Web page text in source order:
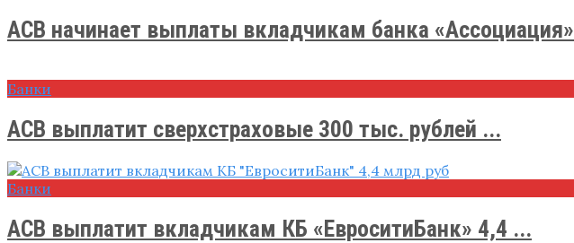
АСВ начинает выплаты вкладчикам банка «Ассоциация»
Банки
АСВ выплатит сверхстраховые 300 тыс. рублей ...
Банки
АСВ выплатит вкладчикам КБ «ЕвроситиБанк» 4,4 ...